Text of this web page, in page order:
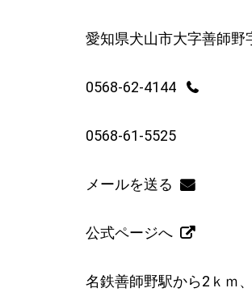
愛知県犬山市大字善師野
0568-62-4144
0568-61-5525
メールを送る
公式ページへ
名鉄善師野駅から2ｋｍ